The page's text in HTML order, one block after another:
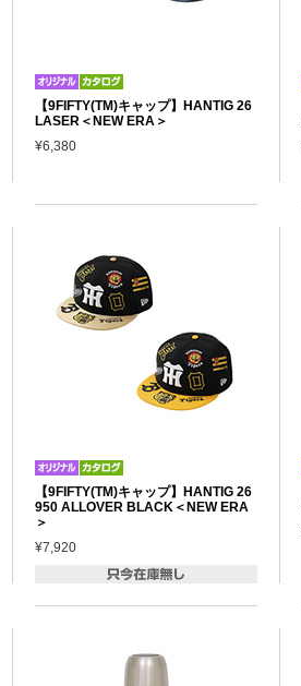
【9FIFTY(TM)キャップ】HANTIG 26
LASER＜NEW ERA＞
¥6,380
【9FIFTY(TM)キャップ】HANTIG 26
950 ALLOVER BLACK＜NEW ERA
＞
¥7,920